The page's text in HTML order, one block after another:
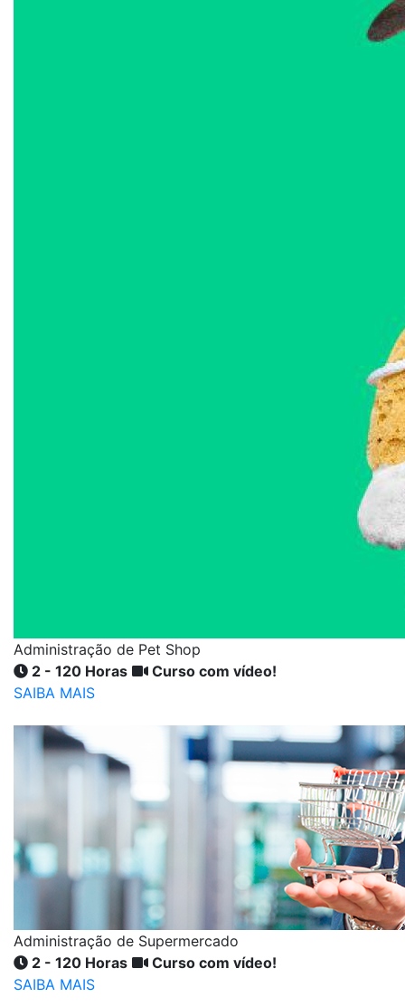
Administração de Pet Shop
2 - 120 Horas
Curso com vídeo!
SAIBA MAIS
Administração de Supermercado
2 - 120 Horas
Curso com vídeo!
SAIBA MAIS